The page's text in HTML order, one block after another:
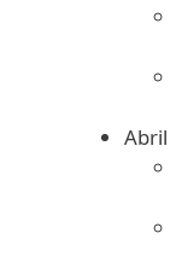
Abril